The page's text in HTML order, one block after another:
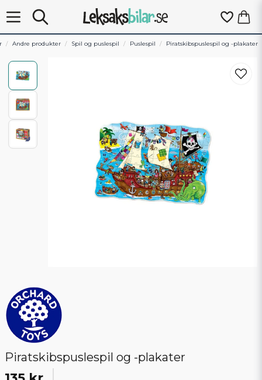
Andre produkter Spil og puslespil Puslespil Piratskibspuslespil og -plakater
Piratskibspuslespil og -plakater